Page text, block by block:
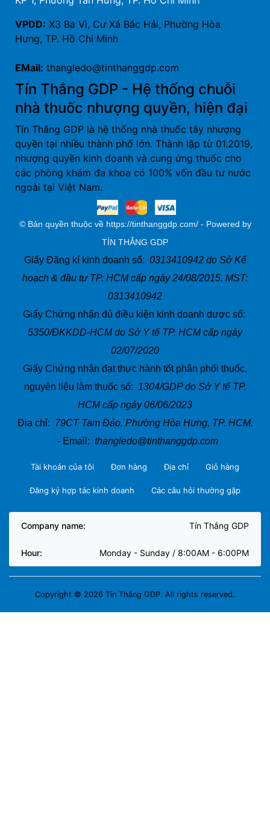
VPDD: X3 Ba Vì, Cư Xá Bắc Hải, Phường Hòa
Hưng, TP. Hồ Chí Minh
EMail: thangledo@tinthanggdp.com
Tín Thắng GDP - Hệ thống chuỗi
nhà thuốc nhượng quyền, hiện đại
Tín Thắng GDP là hệ thống nhà thuốc tây nhượng
quyền tại nhiều thành phố lớn. Thành lập từ 01.2019,
nhượng quyền kinh doanh và cung ứng thuốc cho
các phòng khám đa khoa có 100% vốn đầu tư nước
ngoài tại Việt Nam.
© Bản quyền thuộc về https://tinthanggdp.com/ - Powered by
TÍN THẮNG GDP
Giấy Đăng kí kinh doanh số: 0313410942 do Sở Kế
hoạch & đầu tư TP. HCM cấp ngày 24/08/2015. MST:
0313410942
Giấy Chứng nhận đủ điều kiện kinh doanh dược số:
5350/ĐKKDD-HCM do Sở Y tế TP. HCM cấp ngày
02/07/2020
Giấy Chứng nhận đạt thực hành tốt phân phối thuốc,
nguyên liệu làm thuốc số: 1304/GDP do Sở Y tế TP.
HCM cấp ngày 06/06/2023
Địa chỉ: 79CT Tam Đảo, Phường Hòa Hưng, TP. HCM.
- Email: thangledo@tinthanggdp.com
Tài khoản của tôi Đơn hàng Địa chỉ Giỏ hàng
Đăng ký hợp tác kinh doanh Các câu hỏi thường gặp
Company name: Tín Thắng GDP
Hour: Monday - Sunday / 8:00AM - 6:00PM
Copyright © 2026 Tín Thắng GDP. All rights reserved.